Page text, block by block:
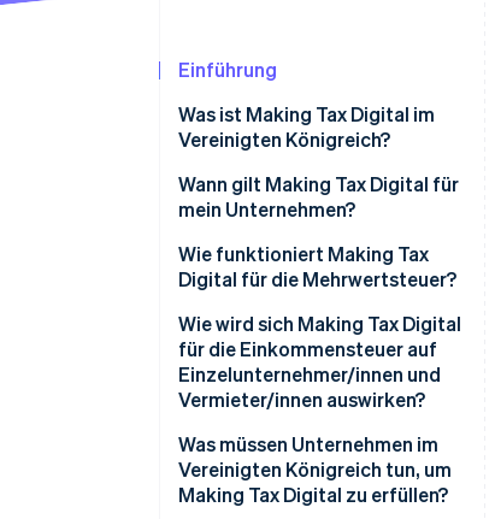
Einführung
Was ist Making Tax Digital im
Vereinigten Königreich?
Wann gilt Making Tax Digital für
mein Unternehmen?
Mehrwertsteuerpflichtige
Unternehmen
Einzelunternehmen
Vermieter/innen
Offene Handelsgesellschaften
Gesellschaften mit
beschränkter Haftung
Wie funktioniert Making Tax
Digital für die Mehrwertsteuer?
Digitale
Mehrwertsteueraufzeichnungen
Funktionale, kompatible
Digitale Verknüpfungen
zwischen Systemen
Wie wird sich Making Tax Digital
für die Einkommensteuer auf
Einzelunternehmer/innen und
Vermieter/innen auswirken?
Was müssen Unternehmen im
Vereinigten Königreich tun, um
Making Tax Digital zu erfüllen?